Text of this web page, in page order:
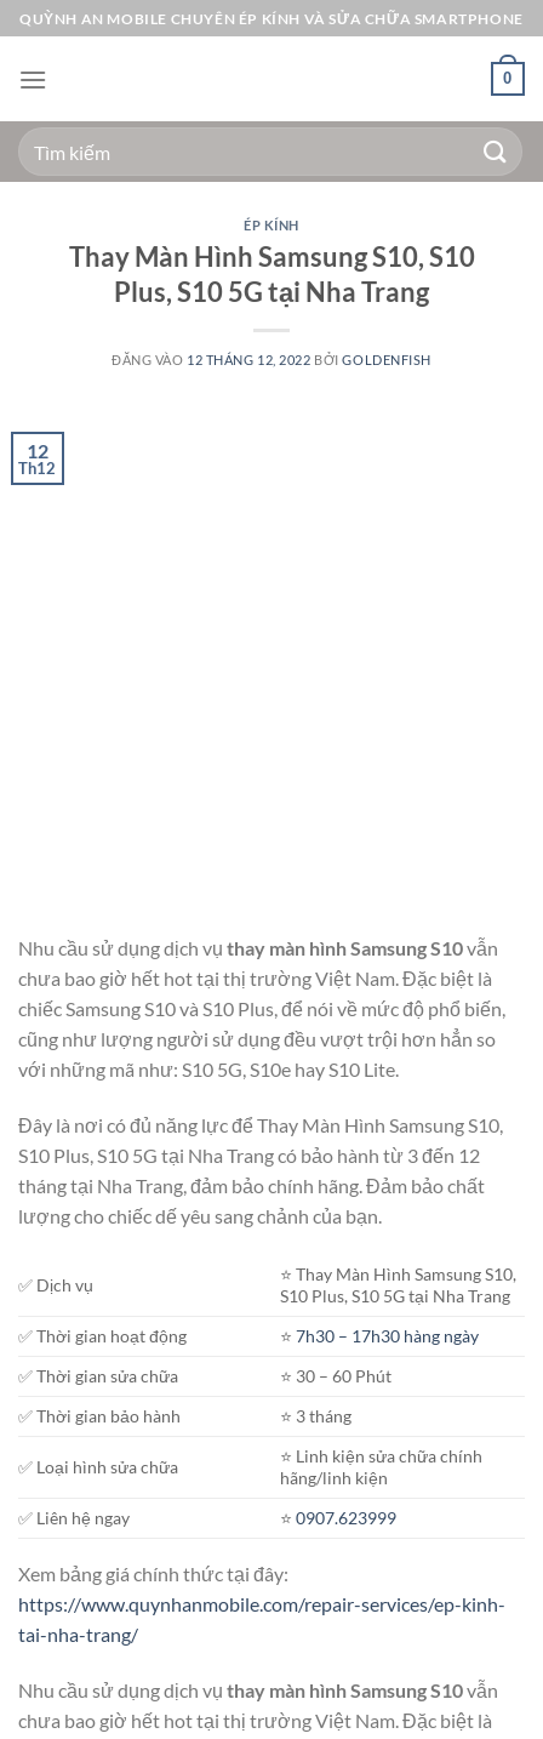
Bỏ
qua
nội
QUỲNH AN MOBILE CHUYÊN ÉP KÍNH VÀ SỬA CHỮA SMARTPHONE
0
Tìm
kiếm:
ÉP KÍNH
Thay Màn Hình Samsung S10, S10
Plus, S10 5G tại Nha Trang
ĐĂNG VÀO 12 THÁNG 12, 2022 BỞIGOLDENFISH
12
Th12
Nhu cầu sử dụng dịch vụ thay màn hình Samsung S10vẫn
chưa bao giờ hết hot tại thị trường Việt Nam. Đặc biệt là
chiếc Samsung S10 và S10 Plus, để nói về mức độ phổ biến,
cũng như lượng người sử dụng đều vượt trội hơn hẳn so
với những mã như: S10 5G, S10e hay S10 Lite.
Đây là nơi có đủ năng lực để Thay Màn Hình Samsung S10,
S10 Plus, S10 5G tại Nha Trang có bảo hành từ 3 đến 12
tháng tại Nha Trang, đảm bảo chính hãng. Đảm bảo chất
lượng cho chiếc dế yêu sang chảnh của bạn.
✅ Dịch vụ
⭐️ Thay Màn Hình Samsung S10,
S10 Plus, S10 5G tại Nha Trang
✅ Thời gian hoạt động
⭐️7h30 – 17h30 hàng ngày
✅ Thời gian sửa chữa
⭐️ 30 – 60 Phút
✅ Thời gian bảo hành
⭐️ 3 tháng
✅ Loại hình sửa chữa
⭐️ Linh kiện sửa chữa chính
hãng/linh kiện
✅ Liên hệ ngay
⭐️0907.623999
Xem bảng giá chính thức tại đây:
https://www.quynhanmobile.com/repair-services/ep-kinh-
tai-nha-trang/
Nhu cầu sử dụng dịch vụ thay màn hình Samsung S10vẫn
chưa bao giờ hết hot tại thị trường Việt Nam. Đặc biệt là